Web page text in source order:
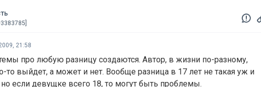
21:58
про любую разницу создаются. Автор, в жизни по-разному,
то выйдет, а может и нет. Вообще разница в 17 лет не такая уж и
если девущке всего 18, то могут быть проблемы.